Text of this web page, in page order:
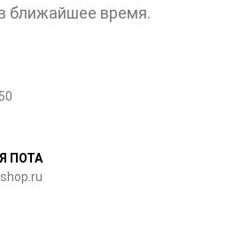
ближайшее время.
ПОТА